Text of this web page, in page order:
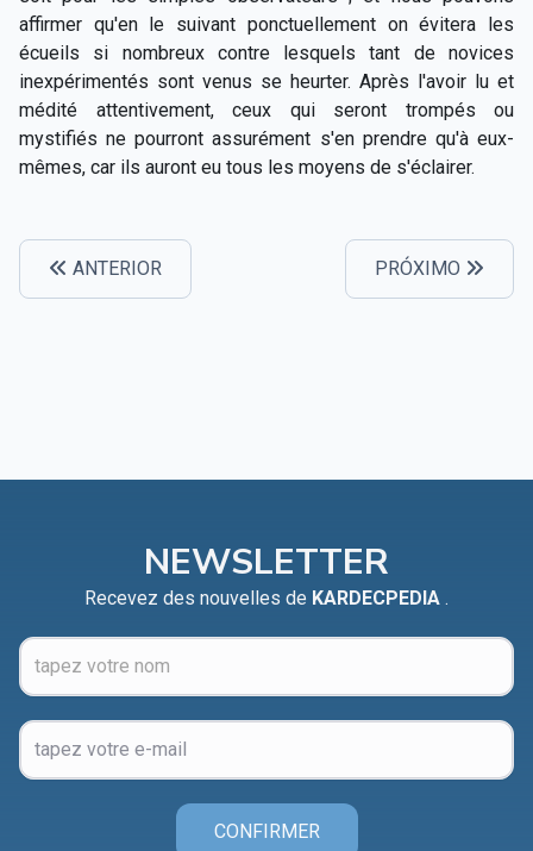
affirmer qu'en le suivant ponctuellement on évitera les
écueils si nombreux contre lesquels tant de novices
inexpérimentés sont venus se heurter. Après l'avoir lu et
médité attentivement, ceux qui seront trompés ou
mystifiés ne pourront assurément s'en prendre qu'à eux-
mêmes, car ils auront eu tous les moyens de s'éclairer.
ANTERIOR PRÓXIMO
NEWSLETTER
Recevez des nouvelles de KARDECPEDIA .
CONFIRMER